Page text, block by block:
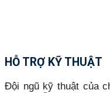
HỖ TRỢ KỸ THUẬT
Đội ngũ kỹ thuật của